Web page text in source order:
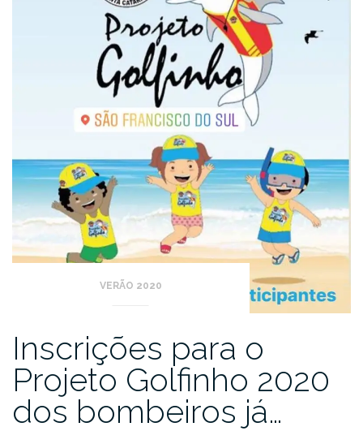
VERÃO 2020
Inscrições para o
Projeto Golfinho 2020
dos bombeiros já…